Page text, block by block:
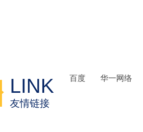
LINK
友情链接
百度 华一网络